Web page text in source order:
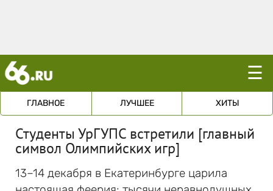
☰
ГЛАВНОЕ ЛУЧШЕЕ ХИТЫ
Студенты УрГУПС встретили [главный
символ Олимпийских игр]
13–14 декабря в Екатеринбурге царила